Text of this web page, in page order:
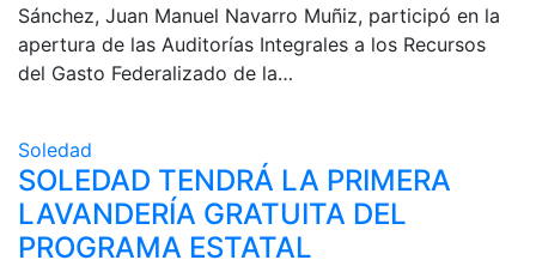
Sánchez, Juan Manuel Navarro Muñiz, participó en la
apertura de las Auditorías Integrales a los Recursos
del Gasto Federalizado de la…
Soledad
SOLEDAD TENDRÁ LA PRIMERA
LAVANDERÍA GRATUITA DEL
PROGRAMA ESTATAL